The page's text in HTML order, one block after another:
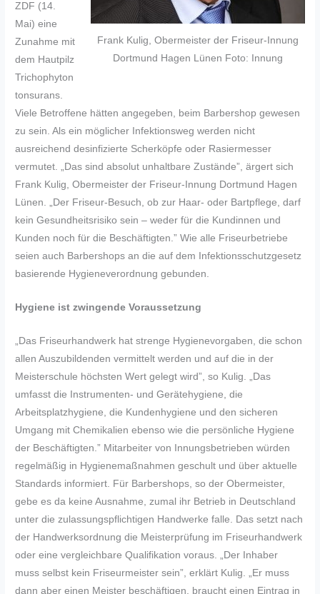
Frank Kulig, Obermeister der Friseur-Innung
Dortmund Hagen Lünen Foto: Innung
ZDF (14.
Mai) eine
Zunahme mit
dem Hautpilz
Trichophyton
tonsurans.
Viele Betroffene hätten angegeben, beim Barbershop gewesen
zu sein. Als ein möglicher Infektionsweg werden nicht
ausreichend desinfizierte Scherköpfe oder Rasiermesser
vermutet. „Das sind absolut unhaltbare Zustände”, ärgert sich
Frank Kulig, Obermeister der Friseur-Innung Dortmund Hagen
Lünen. „Der Friseur-Besuch, ob zur Haar- oder Bartpflege, darf
kein Gesundheitsrisiko sein – weder für die Kundinnen und
Kunden noch für die Beschäftigten.” Wie alle Friseurbetriebe
seien auch Barbershops an die auf dem Infektionsschutzgesetz
basierende Hygieneverordnung gebunden.
Hygiene ist zwingende Voraussetzung
„Das Friseurhandwerk hat strenge Hygienevorgaben, die schon
allen Auszubildenden vermittelt werden und auf die in der
Meisterschule höchsten Wert gelegt wird”, so Kulig. „Das
umfasst die Instrumenten- und Gerätehygiene, die
Arbeitsplatzhygiene, die Kundenhygiene und den sicheren
Umgang mit Chemikalien ebenso wie die persönliche Hygiene
der Beschäftigten.” Mitarbeiter von Innungsbetrieben würden
regelmäßig in Hygienemaßnahmen geschult und über aktuelle
Standards informiert. Für Barbershops, so der Obermeister,
gebe es da keine Ausnahme, zumal ihr Betrieb in Deutschland
unter die zulassungspflichtigen Handwerke falle. Das setzt nach
der Handwerksordnung die Meisterprüfung im Friseurhandwerk
oder eine vergleichbare Qualifikation voraus. „Der Inhaber
muss selbst kein Friseurmeister sein”, erklärt Kulig. „Er muss
dann aber einen Meister beschäftigen, braucht einen Eintrag in